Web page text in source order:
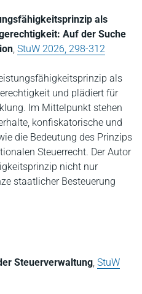
als
Auf der Suche
, StuW 2026, 298-312
als
und plädiert für
Im Mittelpunkt stehen
konfiskatorische und
die Bedeutung des Prinzips
Steuerrecht. Der Autor
nicht nur
staatlicher Besteuerung
Steuerverwaltung, StuW